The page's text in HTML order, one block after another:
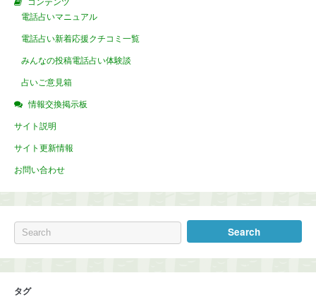
コンテンツ
電話占いマニュアル
電話占い新着応援クチコミ一覧
みんなの投稿電話占い体験談
占いご意見箱
情報交換掲示板
サイト説明
サイト更新情報
お問い合わせ
タグ